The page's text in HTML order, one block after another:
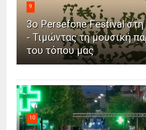
9
3ο Persefone Festival
- Τιμώντας τη μουσική
του τόπου μας
10